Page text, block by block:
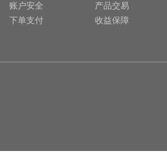
账户安全
下单支付
产品交易
收益保障